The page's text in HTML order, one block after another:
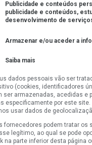
Publicidade e conteúdos
publicidade e conteúdos,
desenvolvimento de
Armazenar e/ou aceder a
Saiba mais
dados pessoais vão ser
(cookies, identificadores
ser armazenadas, acedidas e
especificamente por este
usar dados de
fornecedores podem tratar os
legítimo, ao qual se pode
na parte inferior desta página